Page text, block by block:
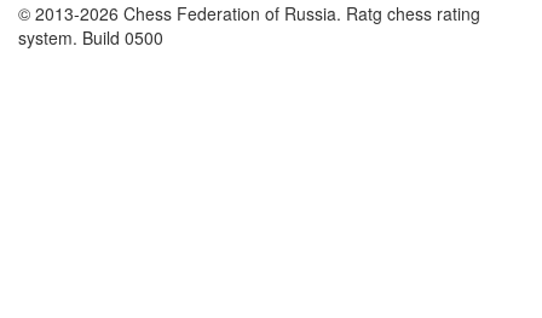
© 2013-2026 Chess Federation of Russia. Ratg chess rating
system. Build 0500